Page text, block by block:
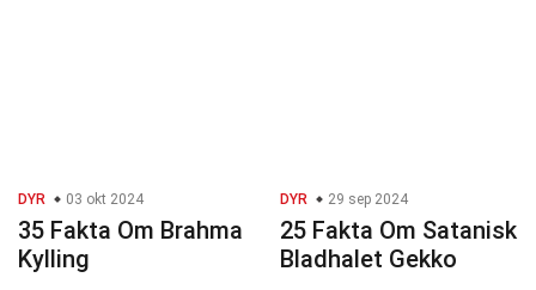
DYR 03 okt 2024
35 Fakta Om Brahma
Kylling
DYR 29 sep 2024
25 Fakta Om Satanisk
Bladhalet Gekko